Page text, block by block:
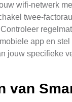
wifi-netwerk
twee-
app en
jouw specifieke
van